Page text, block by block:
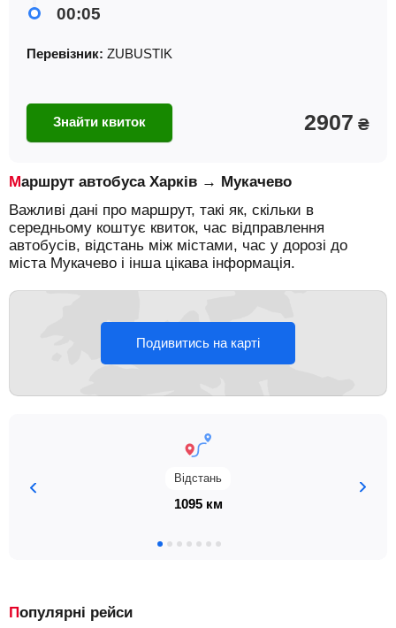
00:05
Перевізник: ZUBUSTIK
Знайти квиток 2907 ₴
Маршрут автобуса Харків → Мукачево
Важливі дані про маршрут, такі як, скільки в
середньому коштує квиток, час відправлення
автобусів, відстань між містами, час у дорозі до
міста Мукачево і інша цікава інформація.
Подивитись на карті
Відстань
1095 км
Популярні рейси